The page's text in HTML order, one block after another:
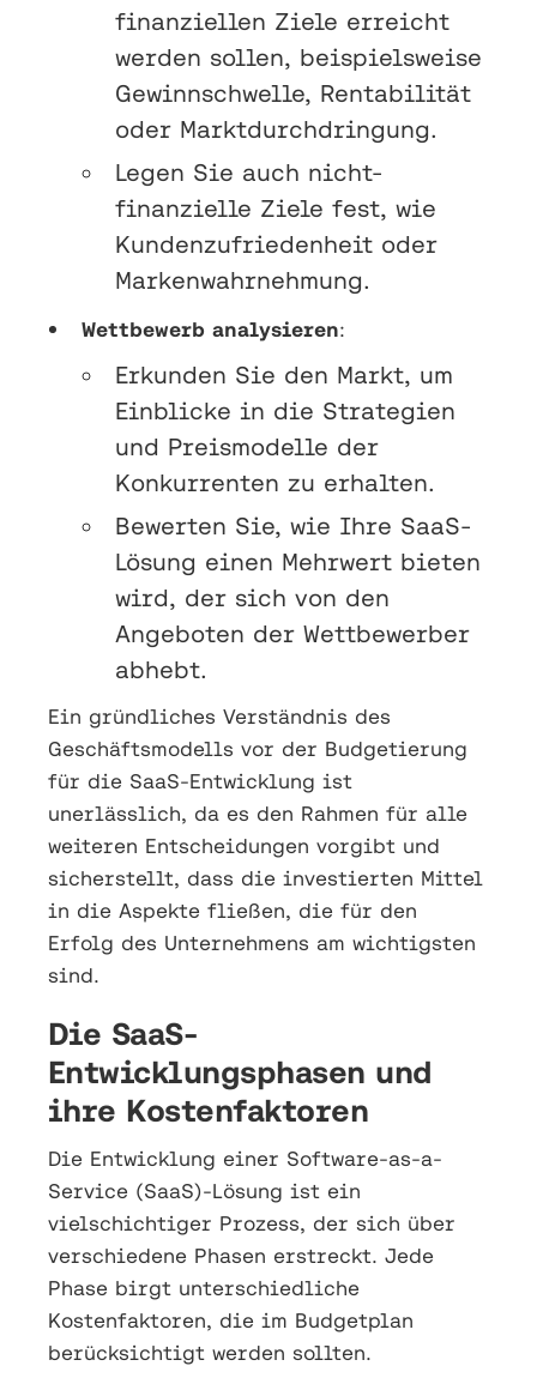
finanziellen Ziele erreicht
werden sollen, beispielsweise
Gewinnschwelle, Rentabilität
oder Marktdurchdringung.
Legen Sie auch nicht-
finanzielle Ziele fest, wie
Kundenzufriedenheit oder
Markenwahrnehmung.
Wettbewerb analysieren:
Erkunden Sie den Markt, um
Einblicke in die Strategien
und Preismodelle der
Konkurrenten zu erhalten.
Bewerten Sie, wie Ihre SaaS-
Lösung einen Mehrwert bieten
wird, der sich von den
Angeboten der Wettbewerber
abhebt.
Ein gründliches Verständnis des
Geschäftsmodells vor der Budgetierung
für die SaaS-Entwicklung ist
unerlässlich, da es den Rahmen für alle
weiteren Entscheidungen vorgibt und
sicherstellt, dass die investierten Mittel
in die Aspekte fließen, die für den
Erfolg des Unternehmens am wichtigsten
sind.
Die SaaS-
Entwicklungsphasen und
ihre Kostenfaktoren
Die Entwicklung einer Software-as-a-
Service (SaaS)-Lösung ist ein
vielschichtiger Prozess, der sich über
verschiedene Phasen erstreckt. Jede
Phase birgt unterschiedliche
Kostenfaktoren, die im Budgetplan
berücksichtigt werden sollten.